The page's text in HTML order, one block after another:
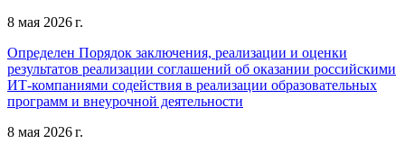
8 мая 2026 г.
Определен Порядок заключения, реализации и оценки
результатов реализации соглашений об оказании российскими
ИТ-компаниями содействия в реализации образовательных
программ и внеурочной деятельности
8 мая 2026 г.